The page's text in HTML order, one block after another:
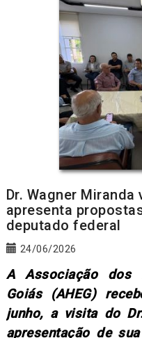
Dr. Wagner
apresenta
deputado federal
24/06/2026
A Associação dos
Goiás (AHEG)
junho, a visita do
apresentação de